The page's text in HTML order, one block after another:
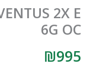
2X E
6G OC
₪995